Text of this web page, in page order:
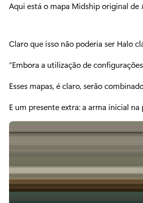
Aqui está o mapa Midship original de
Claro que isso não poderia ser Halo
“Embora a utilização de
Esses mapas, é claro, serão
E um presente extra: a arma inicial